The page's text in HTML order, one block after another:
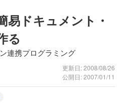
易ドキュメント・
る
連携プログラミング
更新日: 2008/08/26
公開日: 2007/01/11